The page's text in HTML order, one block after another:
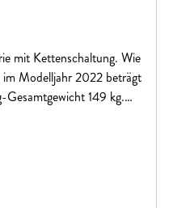
mit Kettenschaltung. Wie
Modelljahr 2022 beträgt
Gesamtgewicht 149 kg.
Display sorgt künftig für